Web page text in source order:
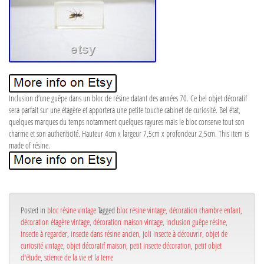
Inclusion d’une guêpe dans un bloc de résine datant des années 70. Ce bel objet décoratif
sera parfait sur une étagère et apportera une petite touche cabinet de curiosité. Bel état,
quelques marques du temps notamment quelques rayures mais le bloc conserve tout son
charme et son authenticité. Hauteur 4cm x largeur 7,5cm x profondeur 2,5cm. This item is
made of résine.
Posted in bloc résine vintageTagged bloc résine vintage, décoration chambre enfant,
décoration étagère vintage, décoration maison vintage, inclusion guêpe résine,
insecte à regarder, insecte dans résine ancien, joli insecte à découvrir, objet de
curiosité vintage, objet décoratif maison, petit insecte décoration, petit objet
d'étude, science de la vie et la terre